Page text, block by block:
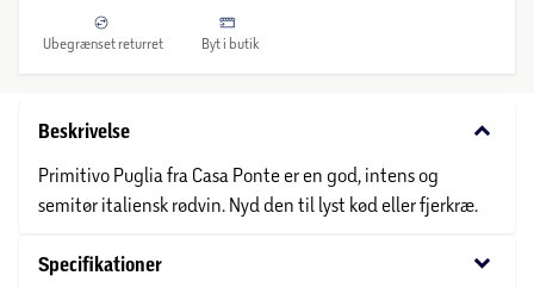
Ubegrænset returret Byt i butik
Beskrivelse keyboard_arrow_down
Primitivo Puglia fra Casa Ponte er en god, intens og
semitør italiensk rødvin. Nyd den til lyst kød eller fjerkræ.
Specifikationer keyboard_arrow_down